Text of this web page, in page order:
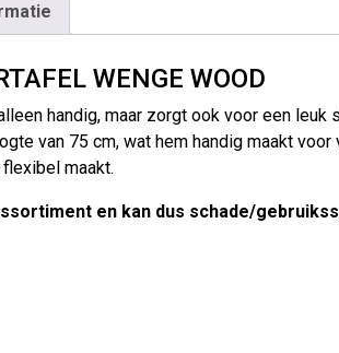
WENGE WOOD
handig, maar zorgt ook voor een
van 75 cm, wat hem handig maakt
maakt.
en kan dus schade/